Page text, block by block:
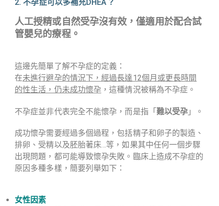
2. 不孕症可以多補充DHEA？
人工授精或自然受孕沒有效，僅適用於配合試
管嬰兒的療程。
這邊先簡單了解不孕症的定義：
在未進行避孕的情況下，經過長達12個月或更長時間
的性生活，仍未成功懷孕 ，這種情況被稱為不孕症。
不孕症並非代表完全不能懷孕，而是指「 難以受孕 」。
成功懷孕需要經過多個過程，包括精子和卵子的製造、
排卵、受精以及胚胎著床…等，如果其中任何一個步驟
出現問題，都可能導致懷孕失敗。臨床上造成不孕症的
原因多種多樣，簡要列舉如下：
女性因素